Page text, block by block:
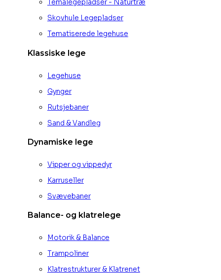
Temalegepladser - Naturtræ
Skovhule Legepladser
Tematiserede legehuse
Klassiske lege
Legehuse
Gynger
Rutsjebaner
Sand & Vandleg
Dynamiske lege
Vipper og vippedyr
Karruseller
Svævebaner
Balance- og klatrelege
Motorik & Balance
Trampoliner
Klatrestrukturer & Klatrenet